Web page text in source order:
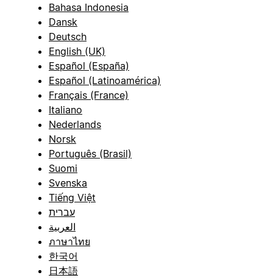
Bahasa Indonesia
Dansk
Deutsch
English (UK)
Español (España)
Español (Latinoamérica)
Français (France)
Italiano
Nederlands
Norsk
Português (Brasil)
Suomi
Svenska
Tiếng Việt
עברית
العربية
ภาษาไทย
한국어
日本語